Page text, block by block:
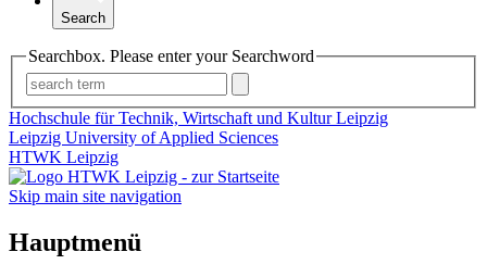
Search
Searchbox. Please enter your Searchword
Hochschule für Technik, Wirtschaft und Kultur Leipzig
Leipzig University of Applied Sciences
HTWK Leipzig
Skip main site navigation
Hauptmenü